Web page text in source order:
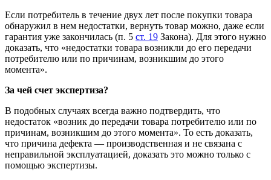
Если потребитель в течение двух лет после покупки товара
обнаружил в нем недостатки, вернуть товар можно, даже если
гарантия уже закончилась (п. 5 ст. 19 Закона). Для этого нужно
доказать, что «недостатки товара возникли до его передачи
потребителю или по причинам, возникшим до этого
момента».
За чей счет экспертиза?
В подобных случаях всегда важно подтвердить, что
недостаток «возник до передачи товара потребителю или по
причинам, возникшим до этого момента». То есть доказать,
что причина дефекта — производственная и не связана с
неправильной эксплуатацией, доказать это можно только с
помощью экспертизы.